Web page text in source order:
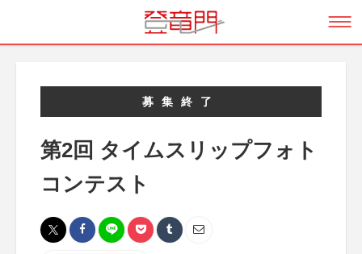
募集終了
第2回 タイムスリップフォト
コンテスト